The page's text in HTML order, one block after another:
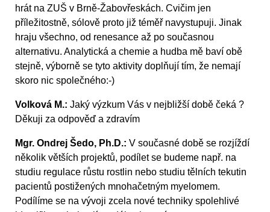
hrát na ZUŠ v Brně-Žabovřeskách. Cvičim jen
příležitostně, sólově proto již téměř navystupuji. Jinak
hraju všechno, od renesance až po současnou
alternativu. Analytická a chemie a hudba mě baví obě
stejně, výborně se tyto aktivity doplňují tím, že nemají
skoro nic společného:-)
Volková M.: Jaký výzkum Vás v nejbližší době čeká ?
Děkuji za odpověď a zdravím
Mgr. Ondrej Šedo, Ph.D.: V současné době se rozjíždí
několik větších projektů, podílet se budeme např. na
studiu regulace růstu rostlin nebo studiu tělních tekutin
pacientů postižených mnohačetným myelomem.
Podílíme se na vývoji zcela nové techniky spolehlivé